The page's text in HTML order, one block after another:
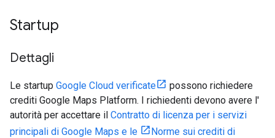
Startup
Dettagli
Le startup Google Cloud verificate
possono richiedere
crediti Google Maps Platform. I richiedenti devono avere l'
autorità per accettare il Contratto di licenza per i servizi
principali di Google Maps e le
Norme sui crediti di